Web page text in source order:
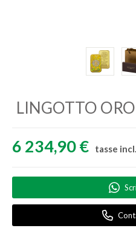
LINGOTTO
6 234,90 € tasse incl.